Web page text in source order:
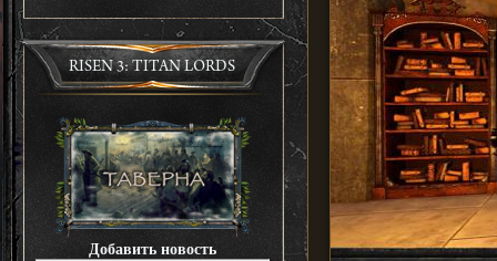
RISEN 3: TITAN LORDS
Добавить новость